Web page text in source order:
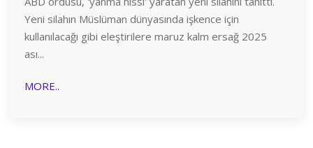
Yeni silahın Müslüman dünyasında işkence için
kullanılacağı gibi eleştirilere maruz kalm ersağ 2025
ası...
MORE..